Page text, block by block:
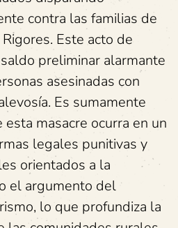
contra las familias de
Este acto de
preliminar alarmante
asesinadas con
Es sumamente
masacre ocurra en un
legales punitivas y
orientados a la
el argumento del
lo que profundiza la